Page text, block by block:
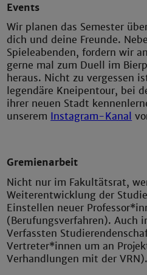
Events
Wir planen das Semester
dich und deine Freunde.
Spieleabenden, fordern wir
gerne mal zum Duell im
heraus. Nicht zu vergessen
legendäre Kneipentour, bei
ihrer neuen Stadt
unserem Instagram-Kanal
Gremienarbeit
Nicht nur im Fakultätsrat,
Weiterentwicklung der
Einstellen neuer
(Berufungsverfahren). Auch
Verfassten
Vertreter*innen um an
Verhandlungen mit der VRN).